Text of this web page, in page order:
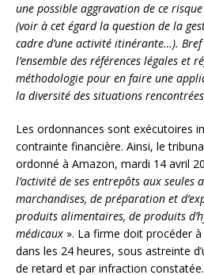
une possible aggravation de ce risque
(voir à cet égard la question de la
cadre d’une activité itinérante…).
l’ensemble des références légales et
méthodologie pour en faire une
la diversité des situations
Les ordonnances sont exécutoires
contrainte financière. Ainsi, le
ordonné à Amazon, mardi 14 avril
l’activité de ses entrepôts aux seules
marchandises, de préparation et
produits alimentaires, de produits
médicaux ». La firme doit procéder
dans les 24 heures, sous astreinte
de retard et par infraction constatée.